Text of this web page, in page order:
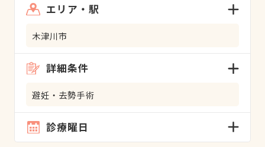
エリア・駅
木津川市
詳細条件
避妊・去勢手術
診療曜日